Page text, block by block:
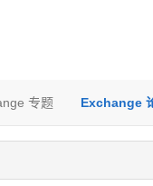
专题 Exchange